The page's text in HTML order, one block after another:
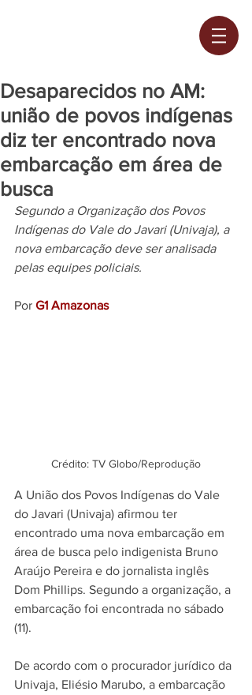
Desaparecidos no AM:
união de povos indígenas
diz ter encontrado nova
embarcação em área de
busca
Segundo a Organização dos Povos
Indígenas do Vale do Javari (Univaja), a
nova embarcação deve ser analisada
pelas equipes policiais.
Por G1 Amazonas
Crédito: TV Globo/Reprodução
A União dos Povos Indígenas do Vale
do Javari (Univaja) afirmou ter
encontrado uma nova embarcação em
área de busca pelo indigenista Bruno
Araújo Pereira e do jornalista inglês
Dom Phillips. Segundo a organização, a
embarcação foi encontrada no sábado
(11).
De acordo com o procurador jurídico da
Univaja, Eliésio Marubo, a embarcação